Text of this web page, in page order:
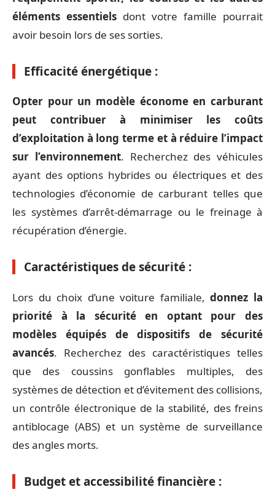
éléments essentiels dont votre famille pourrait
avoir besoin lors de ses sorties.
Efficacité énergétique :
Opter pour un modèle économe en carburant
peut contribuer à minimiser les coûts
d’exploitation à long terme et à réduire l’impact
sur l’environnement. Recherchez des véhicules
ayant des options hybrides ou électriques et des
technologies d’économie de carburant telles que
les systèmes d’arrêt-démarrage ou le freinage à
récupération d’énergie.
Caractéristiques de sécurité :
Lors du choix d’une voiture familiale,donnez la
priorité à la sécurité en optant pour des
modèles équipés de dispositifs de sécurité
avancés. Recherchez des caractéristiques telles
que des coussins gonflables multiples, des
systèmes de détection et d’évitement des collisions,
un contrôle électronique de la stabilité, des freins
antiblocage (ABS) et un système de surveillance
des angles morts.
Budget et accessibilité financière :